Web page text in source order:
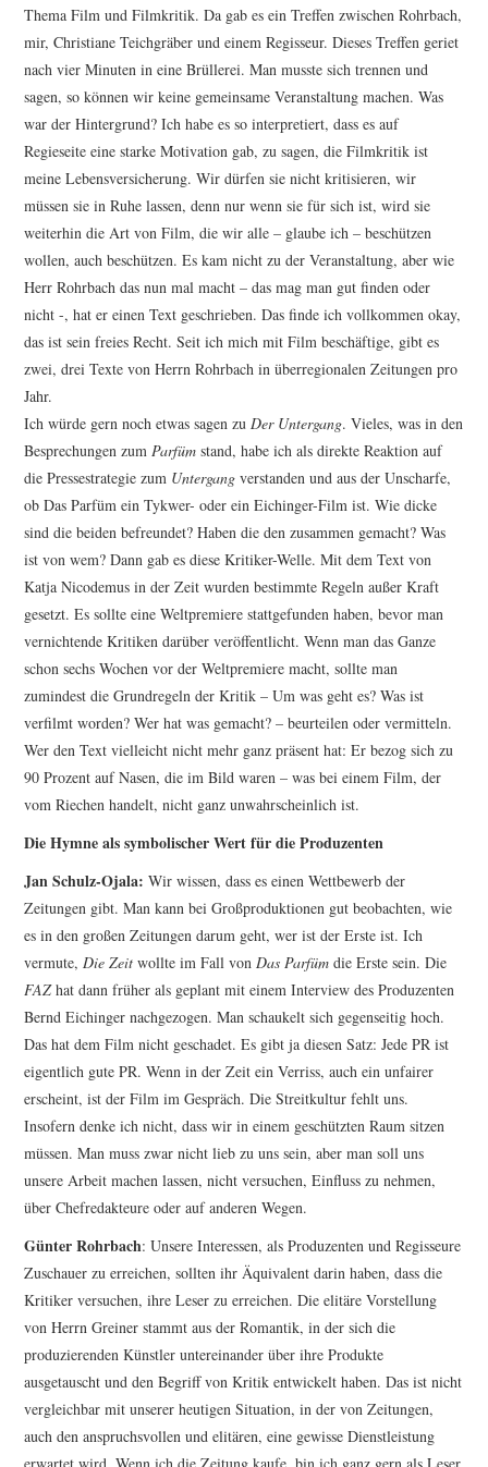
Thema Film und Filmkritik. Da gab es ein Treffen zwischen Rohrbach,
mir, Christiane Teichgräber und einem Regisseur. Dieses Treffen geriet
nach vier Minuten in eine Brüllerei. Man musste sich trennen und
sagen, so können wir keine gemeinsame Veranstaltung machen. Was
war der Hintergrund? Ich habe es so interpretiert, dass es auf
Regieseite eine starke Motivation gab, zu sagen, die Filmkritik ist
meine Lebensversicherung. Wir dürfen sie nicht kritisieren, wir
müssen sie in Ruhe lassen, denn nur wenn sie für sich ist, wird sie
weiterhin die Art von Film, die wir alle – glaube ich – beschützen
wollen, auch beschützen. Es kam nicht zu der Veranstaltung, aber wie
Herr Rohrbach das nun mal macht – das mag man gut finden oder
nicht -, hat er einen Text geschrieben. Das finde ich vollkommen okay,
das ist sein freies Recht. Seit ich mich mit Film beschäftige, gibt es
zwei, drei Texte von Herrn Rohrbach in überregionalen Zeitungen pro
Jahr.
Ich würde gern noch etwas sagen zuDer Untergang. Vieles, was in den
Besprechungen zumParfüm stand, habe ich als direkte Reaktion auf
die Pressestrategie zum Untergangverstanden und aus der Unscharfe,
ob Das Parfüm ein Tykwer- oder ein Eichinger-Film ist. Wie dicke
sind die beiden befreundet? Haben die den zusammen gemacht? Was
ist von wem? Dann gab es diese Kritiker-Welle. Mit dem Text von
Katja Nicodemus in der Zeit wurden bestimmte Regeln außer Kraft
gesetzt. Es sollte eine Weltpremiere stattgefunden haben, bevor man
vernichtende Kritiken darüber veröffentlicht. Wenn man das Ganze
schon sechs Wochen vor der Weltpremiere macht, sollte man
zumindest die Grundregeln der Kritik – Um was geht es? Was ist
verfilmt worden? Wer hat was gemacht? – beurteilen oder vermitteln.
Wer den Text vielleicht nicht mehr ganz präsent hat: Er bezog sich zu
90 Prozent auf Nasen, die im Bild waren – was bei einem Film, der
vom Riechen handelt, nicht ganz unwahrscheinlich ist.
Die Hymne als symbolischer Wert für die Produzenten
Jan Schulz-Ojala: Wir wissen, dass es einen Wettbewerb der
Zeitungen gibt. Man kann bei Großproduktionen gut beobachten, wie
es in den großen Zeitungen darum geht, wer ist der Erste ist. Ich
vermute,Die Zeit wollte im Fall vonDas Parfüm die Erste sein. Die
FAZhat dann früher als geplant mit einem Interview des Produzenten
Bernd Eichinger nachgezogen. Man schaukelt sich gegenseitig hoch.
Das hat dem Film nicht geschadet. Es gibt ja diesen Satz: Jede PR ist
eigentlich gute PR. Wenn in der Zeit ein Verriss, auch ein unfairer
erscheint, ist der Film im Gespräch. Die Streitkultur fehlt uns.
Insofern denke ich nicht, dass wir in einem geschützten Raum sitzen
müssen. Man muss zwar nicht lieb zu uns sein, aber man soll uns
unsere Arbeit machen lassen, nicht versuchen, Einfluss zu nehmen,
über Chefredakteure oder auf anderen Wegen.
Günter Rohrbach: Unsere Interessen, als Produzenten und Regisseure
Zuschauer zu erreichen, sollten ihr Äquivalent darin haben, dass die
Kritiker versuchen, ihre Leser zu erreichen. Die elitäre Vorstellung
von Herrn Greiner stammt aus der Romantik, in der sich die
produzierenden Künst­ler untereinander über ihre Produkte
ausgetauscht und den Begriff von Kritik entwickelt haben. Das ist nicht
vergleichbar mit unserer heutigen Situation, in der von Zeitungen,
auch den anspruchsvollen und elitären, eine gewisse Dienstleistung